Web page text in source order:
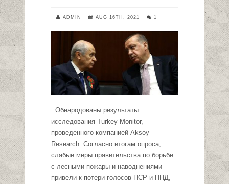
ADMIN AUG 16TH, 2021 1
Обнародованы результаты
исследования Turkey Monitor,
проведенного компанией Aksoy
Research. Согласно итогам опроса,
слабые меры правительства по борьбе
с лесными пожары и наводнениями
привели к потери голосов ПСР и ПНД,